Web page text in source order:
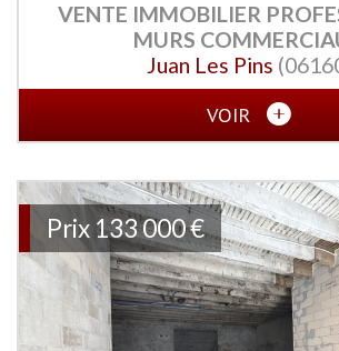
VENTE IMMOBILIER
MURS
Juan Les Pins
VOIR
Prix133 000 €